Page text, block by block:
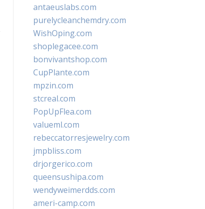
antaeuslabs.com
purelycleanchemdry.com
WishOping.com
shoplegacee.com
bonvivantshop.com
CupPlante.com
mpzin.com
stcreal.com
PopUpFlea.com
valueml.com
rebeccatorresjewelry.com
jmpbliss.com
drjorgerico.com
queensushipa.com
wendyweimerdds.com
ameri-camp.com